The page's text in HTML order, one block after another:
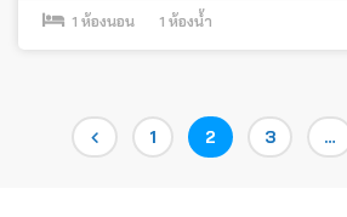
1 ห้องนอน 1 ห้องน้ำ
Posts
Page
1 Page
2 Page
3 …